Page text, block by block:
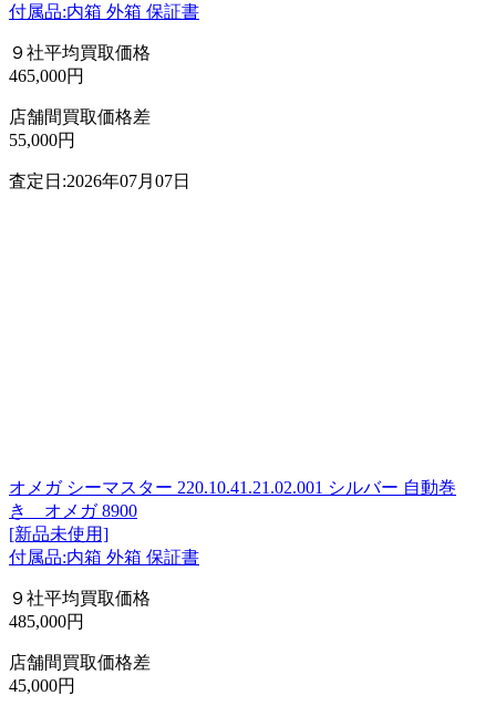
付属品:内箱 外箱 保証書
９社平均買取価格
465,000円
店舗間買取価格差
55,000円
査定日:2026年07月07日
オメガ シーマスター 220.10.41.21.02.001 シルバー 自動巻
き オメガ 8900
[新品未使用]
付属品:内箱 外箱 保証書
９社平均買取価格
485,000円
店舗間買取価格差
45,000円